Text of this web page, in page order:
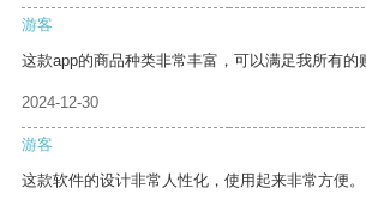
游客
这款app的商品种类非常丰富，可以满足我所有的
2024-12-30
游客
这款软件的设计非常人性化，使用起来非常方便。